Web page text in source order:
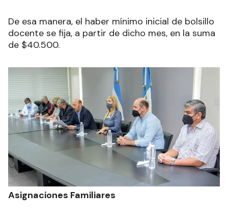
De esa manera, el haber mínimo inicial de bolsillo
docente se fija, a partir de dicho mes, en la suma
de $40.500.
Asignaciones Familiares